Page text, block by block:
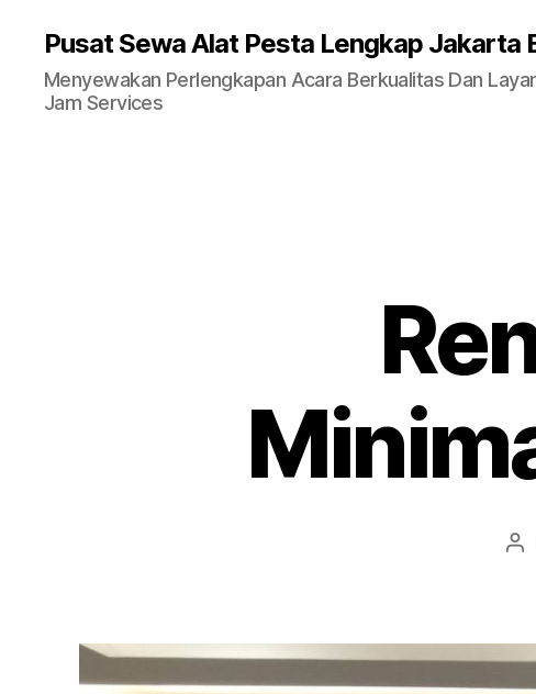
Pusat Sewa Alat Pesta Lengkap Jakarta
Menyewakan Perlengkapan Acara Berkualitas Dan
Jam Services